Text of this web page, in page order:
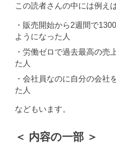
この読者さんの中には例えば
・販売開始から2週間で
ようになった人
・労働ゼロで過去最高の売
た人
・会社員なのに自分の会社
た人
などもいます。
＜ 内容の一部 ＞